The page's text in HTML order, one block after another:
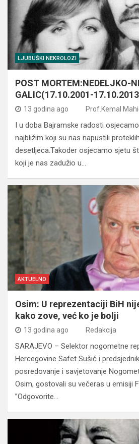
LJUBUŠKI NEKROLOZI
POST MORTEM:NEDELJKO-
GALIC(17.10.2001-
13 godina ago Prof.Kemal
I u doba Bajramske radosti
najbližim koji su nas napustili
desetljeca.Takoder osjecamo sjetu
koji je nas zadužio u…
AKTUELNO
Osim: U reprezentaciji BiH
kako zove, već ko je bolji
13 godina ago Redakcija
SARAJEVO – Selektor nogometne
Hercegovine Safet Sušić i
posredovanje i savjetovanje
Osim, gostovali su večeras u emisiji
”Odgovorite…